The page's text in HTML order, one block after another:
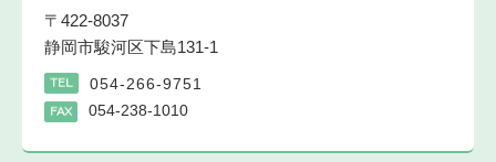
〒422-8037
静岡市駿河区下島131-1
TEL 054-266-9751
FAX 054-238-1010